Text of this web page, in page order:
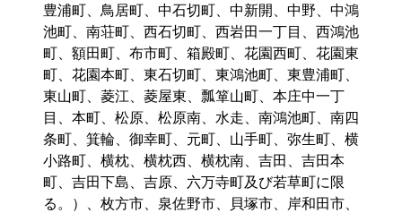
豊浦町、鳥居町、中石切町、中新開、中野、中鴻
池町、南荘町、西石切町、西岩田一丁目、西鴻池
町、額田町、布市町、箱殿町、花園西町、花園東
町、花園本町、東石切町、東鴻池町、東豊浦町、
東山町、菱江、菱屋東、瓢箪山町、本庄中一丁
目、本町、松原、松原南、水走、南鴻池町、南四
条町、箕輪、御幸町、元町、山手町、弥生町、横
小路町、横枕、横枕西、横枕南、吉田、吉田本
町、吉田下島、吉原、六万寺町及び若草町に限
る。）、枚方市、泉佐野市、貝塚市、岸和田市、